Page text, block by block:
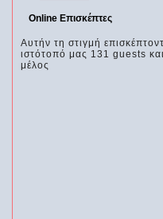
Online Επισκέπτες
Αυτήν τη στιγμή
ιστότοπό μας 131 guests
μέλος